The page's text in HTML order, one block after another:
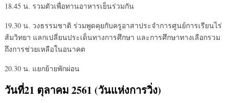
18.45 น. รวมตัวเพื่อทานอาหารเย็นร่วมกัน
19.30 น. วงธรรมชาติ ร่วมพูดคุยกับครูอาสาประจำการศูนย์การเรียนไร่
ส้มวิทยา แลกเปลี่ยนประเด็นทางการศึกษา และการศึกษาทางเลือกรวม
ถึงการช่วยเหลือในอนาคต
20.30 น. แยกย้ายพักผ่อน
วันที่21 ตุลาคม 2561 (วันแห่งการวิ่ง)